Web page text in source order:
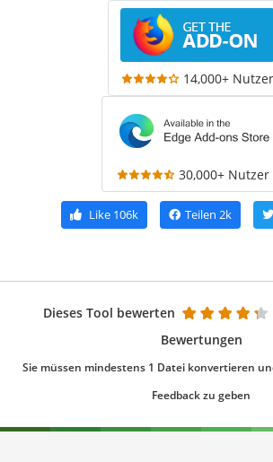
14,000+ Nutzer
30,000+ Nutzer
Like 106k Teilen 2k
Dieses Tool bewerten
Bewertungen
Sie müssen mindestens 1 Datei konvertieren
Feedback zu geben